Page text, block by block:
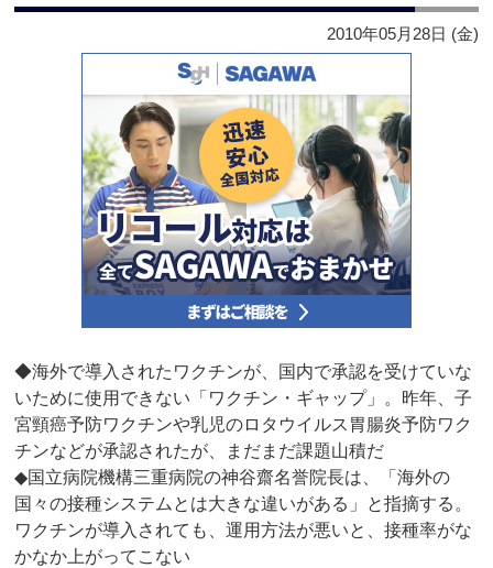
2010年05月28日 (金)
◆海外で導入されたワクチンが、国内で承認を受けていな
いために使用できない「ワクチン・ギャップ」。昨年、子
宮頸癌予防ワクチンや乳児のロタウイルス胃腸炎予防ワク
チンなどが承認されたが、まだまだ課題山積だ
◆国立病院機構三重病院の神谷齋名誉院長は、「海外の
国々の接種システムとは大きな違いがある」と指摘する。
ワクチンが導入されても、運用方法が悪いと、接種率がな
かなか上がってこない